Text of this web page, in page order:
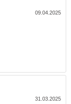
09.04.2025
31.03.2025